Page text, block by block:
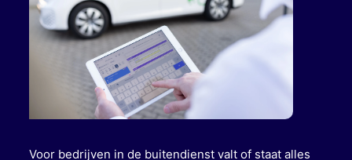
Voor bedrijven in de buitendienst valt of staat alles